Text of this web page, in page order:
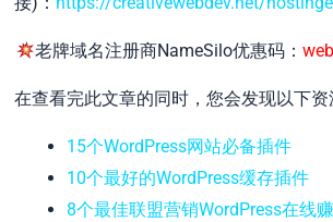
老牌域名注册商NameSilo优惠码：
在查看完此文章的同时，您会发现以下资
15个WordPress网站必备插件
10个最好的WordPress缓存插件
8个最佳联盟营销WordPress在线